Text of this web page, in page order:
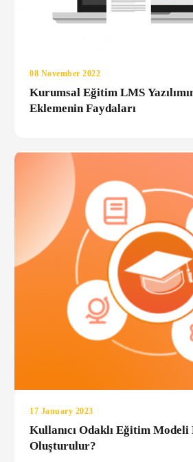
08 November 2022
Kurumsal Eğitim LMS
Eklemenin Faydaları
17 January 2023
Kullanıcı Odaklı Eğitim Modeli
Oluşturulur?